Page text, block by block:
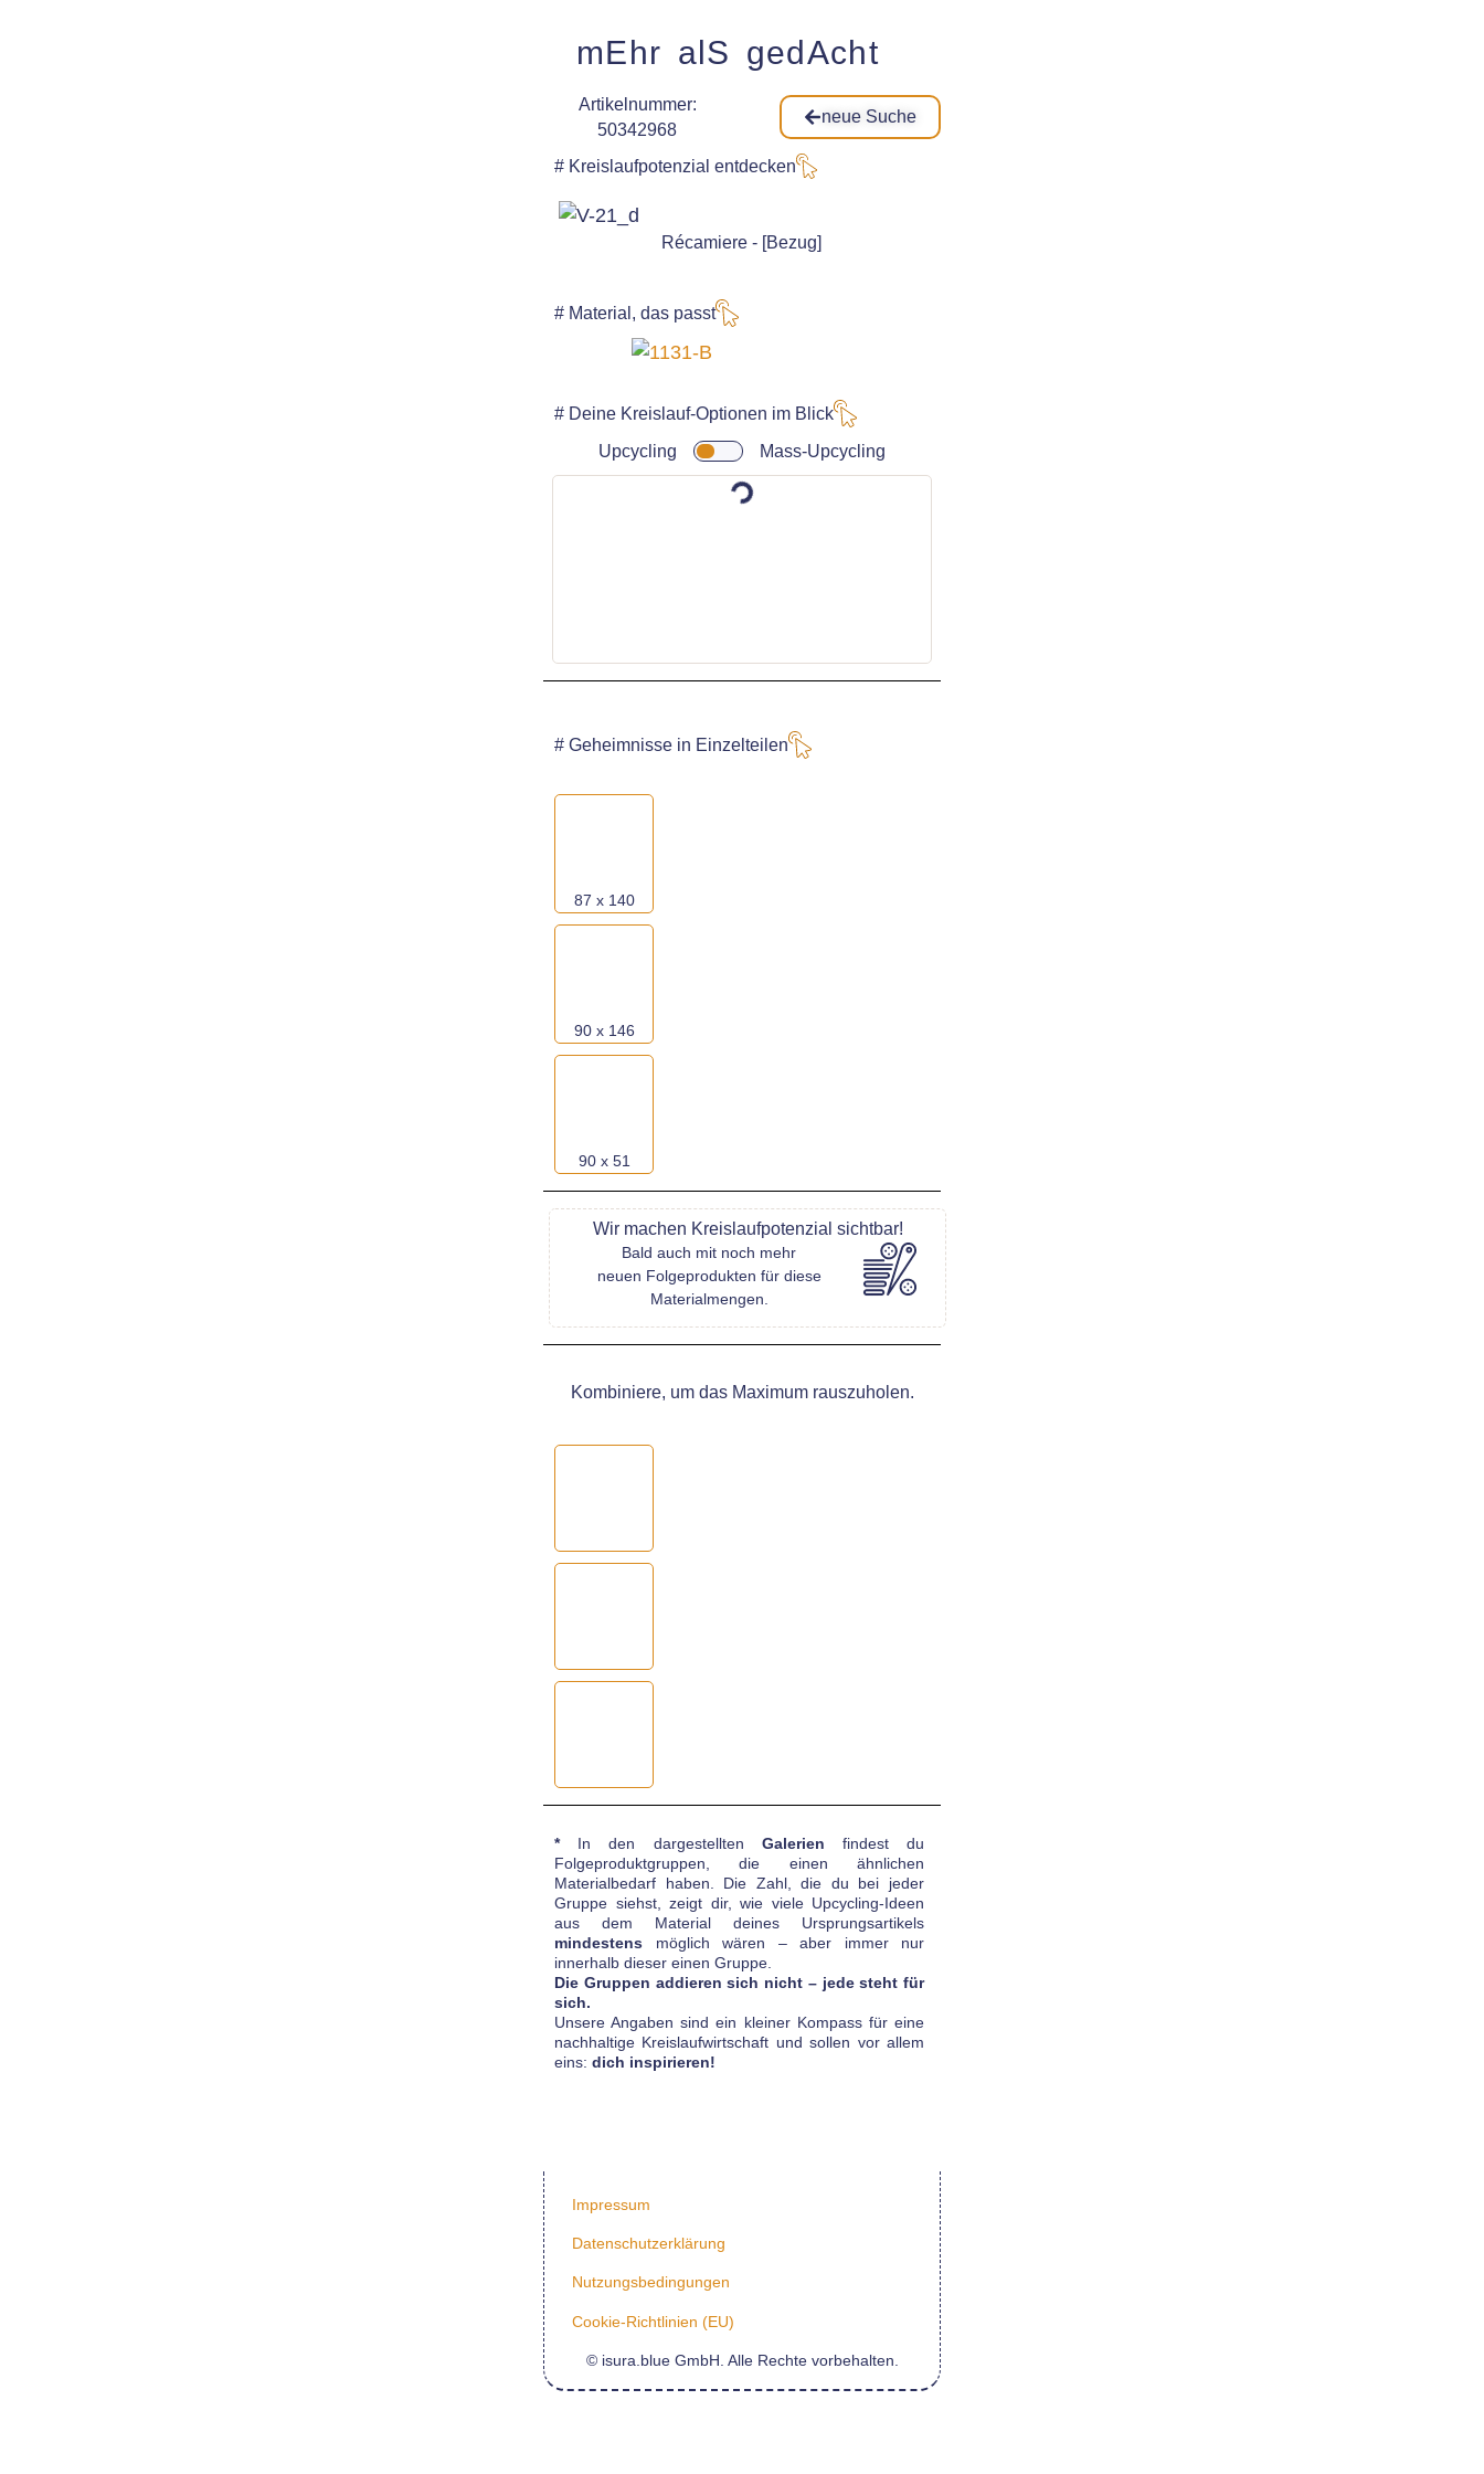
mEhr alS gedAcht
Artikelnummer:
50342968
neue Suche
# Kreislaufpotenzial entdecken
Récamiere - [Bezug]
# Material, das passt
# Deine Kreislauf-Optionen im Blick
Upcycling
Mass-Upcycling
aus dieser Galerie*:
wähle3 xaus dieser Galerie*:
# Geheimnisse in Einzelteilen
87 x 140
90 x 146
90 x 51
Wir machen Kreislaufpotenzial sichtbar!
Bald auch mit noch mehr
neuen Folgeprodukten für diese
Materialmengen.
Kombiniere, um das Maximum rauszuholen.
*In den dargestellten Galerien findest du
Folgeproduktgruppen, die einen ähnlichen
Materialbedarf haben. Die Zahl, die du bei jeder
Gruppe siehst, zeigt dir, wie viele Upcycling-Ideen
aus dem Material deines Ursprungsartikels
mindestens möglich wären – aber immer nur
innerhalb dieser einen Gruppe.
Die Gruppen addieren sich nicht – jede steht für
sich.
Unsere Angaben sind ein kleiner Kompass für eine
nachhaltige Kreislaufwirtschaft und sollen vor allem
eins: dich inspirieren!
Impressum
Datenschutzerklärung
Nutzungsbedingungen
Cookie-Richtlinien (EU)
© isura.blue GmbH. Alle Rechte vorbehalten.